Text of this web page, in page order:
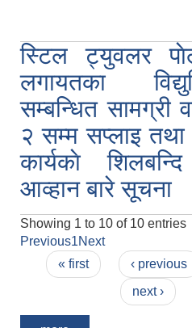
स्टिल ट्युवलर
लगायतका
सम्बन्धित सामग्री
२ सम्म सप्लाइ तथा
कार्यकाे
आव्हान बारे सूचना
Showing 1 to 10 of 10 entries
Previous1Next
Pages
« first ‹ previous
next ›